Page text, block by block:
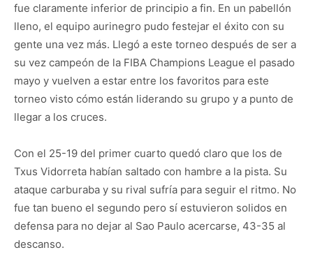
fue claramente inferior de principio a fin. En un pabellón
lleno, el equipo aurinegro pudo festejar el éxito con su
gente una vez más. Llegó a este torneo después de ser a
su vez campeón de la FIBA Champions League el pasado
mayo y vuelven a estar entre los favoritos para este
torneo visto cómo están liderando su grupo y a punto de
llegar a los cruces.
Con el 25-19 del primer cuarto quedó claro que los de
Txus Vidorreta habían saltado con hambre a la pista. Su
ataque carburaba y su rival sufría para seguir el ritmo. No
fue tan bueno el segundo pero sí estuvieron solidos en
defensa para no dejar al Sao Paulo acercarse, 43-35 al
descanso.